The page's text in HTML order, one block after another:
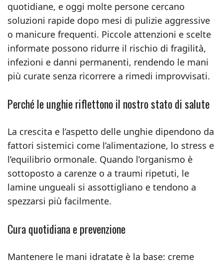
quotidiane, e oggi molte persone cercano
soluzioni rapide dopo mesi di pulizie aggressive
o manicure frequenti. Piccole attenzioni e scelte
informate possono ridurre il rischio di fragilità,
infezioni e danni permanenti, rendendo le mani
più curate senza ricorrere a rimedi improvvisati.
Perché le unghie riflettono il nostro stato di salute
La crescita e l’aspetto delle unghie dipendono da
fattori sistemici come l’alimentazione, lo stress e
l’equilibrio ormonale. Quando l’organismo è
sottoposto a carenze o a traumi ripetuti, le
lamine ungueali si assottigliano e tendono a
spezzarsi più facilmente.
Cura quotidiana e prevenzione
Mantenere le mani idratate è la base: creme